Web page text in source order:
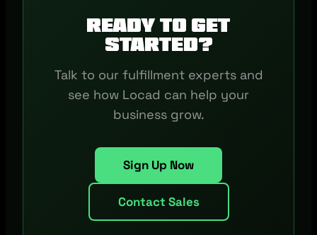
Ready to get
started?
Talk to our fulfillment experts and
see how Locad can help your
business grow.
Sign Up Now
Contact Sales